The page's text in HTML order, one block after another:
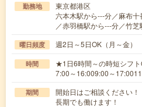
勤務地
東京都港区
六本木駅から---分／麻布
／赤羽橋駅から---分／竹
曜日頻度 週2日～5日OK（月～金
時間
★1日6時間～の時短シフ
7:00～16:009:00～
期間
開始日はご相談ください
長期でも働けます！